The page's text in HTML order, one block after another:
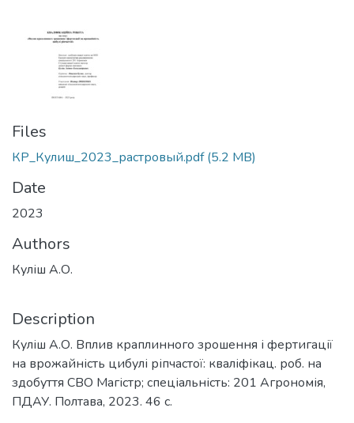
Files
КР_Кулиш_2023_растровый.pdf(5.2 MB)
Date
2023
Authors
Куліш А.О.
Description
Куліш А.О. Вплив краплинного зрошення і фертигації
на врожайність цибулі ріпчастої: кваліфікац. роб. на
здобуття СВО Магістр; спеціальність: 201 Агрономія,
ПДАУ. Полтава, 2023. 46 с.